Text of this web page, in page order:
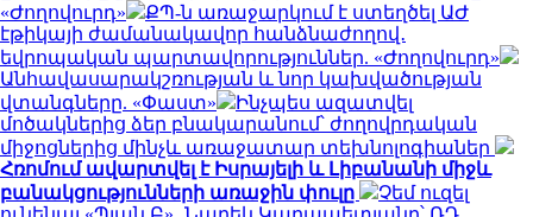
«Ժողովուրդ»
ՔՊ-ն առաջարկում է ստեղծել ԱԺ
էթիկայի ժամանակավոր հանձնաժողով․
եվրոպական պարտավորություններ. «Ժողովուրդ»
Անհավասարակշռության և նոր կախվածության
վտանգները. «Փաստ»
Ինչպես ազատվել
մոծակներից ձեր բնակարանում՝ ժողովրդական
միջոցներից մինչև առաջատար տեխնոլոգիաներ
Հռոմում ավարտվել է Իսրայելի և Լիբանանի միջև
բանակցությունների առաջին փուլը
Չեմ ուզել